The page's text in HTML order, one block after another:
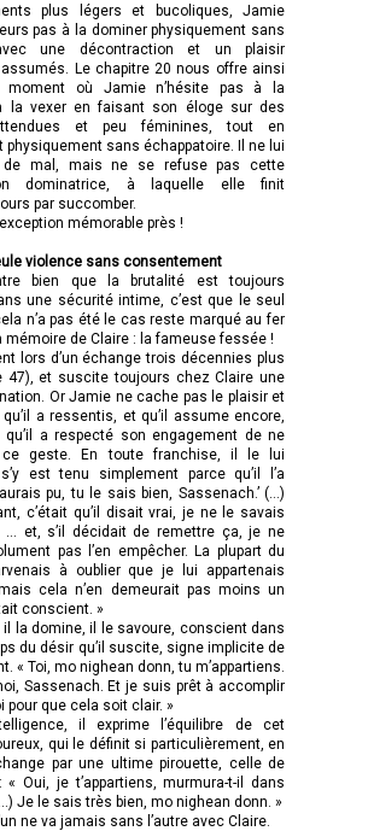
plus légers et bucoliques, Jamie
pas à la dominer physiquement sans
une décontraction et un plaisir
Le chapitre 20 nous offre ainsi
moment où Jamie n’hésite pas à la
la vexer en faisant son éloge sur des
et peu féminines, tout en
physiquement sans échappatoire. Il ne lui
de mal, mais ne se refuse pas cette
dominatrice, à laquelle elle finit
par succomber.
mémorable près !
violence sans consentement
bien que la brutalité est toujours
une sécurité intime, c’est que le seul
n’a pas été le cas reste marqué au fer
mémoire de Claire : la fameuse fessée !
lors d’un échange trois décennies plus
47), et suscite toujours chez Claire une
Or Jamie ne cache pas le plaisir et
qu’il a ressentis, et qu’il assume encore,
qu’il a respecté son engagement de ne
ce geste. En toute franchise, il le lui
est tenu simplement parce qu’il l’a
pu, tu le sais bien, Sassenach.’ (…)
c’était qu’il disait vrai, je ne le savais
… et, s’il décidait de remettre ça, je ne
pas l’en empêcher. La plupart du
à oublier que je lui appartenais
cela n’en demeurait pas moins un
conscient. »
il la domine, il le savoure, conscient dans
du désir qu’il suscite, signe implicite de
« Toi, mo nighean donn, tu m’appartiens.
Sassenach. Et je suis prêt à accomplir
pour que cela soit clair. »
il exprime l’équilibre de cet
qui le définit si particulièrement, en
par une ultime pirouette, celle de
« Oui, je t’appartiens, murmura-t-il dans
Je le sais très bien, mo nighean donn. »
ne va jamais sans l’autre avec Claire.